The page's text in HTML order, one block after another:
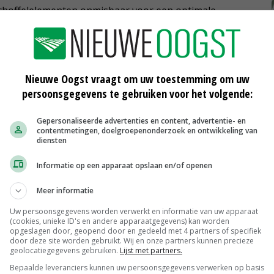
onmisbaar voor een optimale
de schoffelelementen relatief hoog, waardoor op
constante werkdiepte worden gewaarborgd.
als alternatief voor RTK-gps en zet hierin
(met onder meer Claas) van de nieuwe
van een camera met twee objectieven
voordeel dat het systeem beter in staat is om het
vooral als er sprake is van een sterke
kleine planten en de geringere windgevoeligheid.
ontwikkeling daarom met een zilveren medaille.
Nieuwe Oogst vraagt om uw toestemming om uw
persoonsgegevens te gebruiken voor het volgende:
Gepersonaliseerde advertenties en content, advertentie- en
contentmetingen, doelgroepenonderzoek en ontwikkeling van
diensten
Informatie op een apparaat opslaan en/of openen
Meer informatie
Uw persoonsgegevens worden verwerkt en informatie van uw apparaat
(cookies, unieke ID's en andere apparaatgegevens) kan worden
opgeslagen door, geopend door en gedeeld met 4 partners of specifiek
door deze site worden gebruikt. Wij en onze partners kunnen precieze
geolocatiegegevens gebruiken. Lijst met partners.
Bepaalde leveranciers kunnen uw persoonsgegevens verwerken op basis